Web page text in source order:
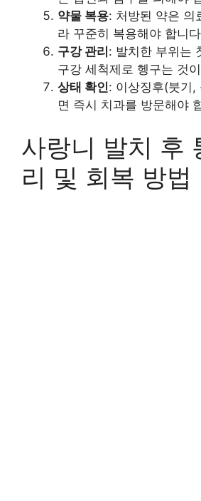
약물 복용: 처방된 약은 의
라 꾸준히 복용해야 합니
구강 관리: 발치한 부위는
구강 세척제로 헹구는 것
상태 확인: 이상징후(붓기,
면 즉시 치과를 방문해야
사랑니 발치 후
리 및 회복 방법